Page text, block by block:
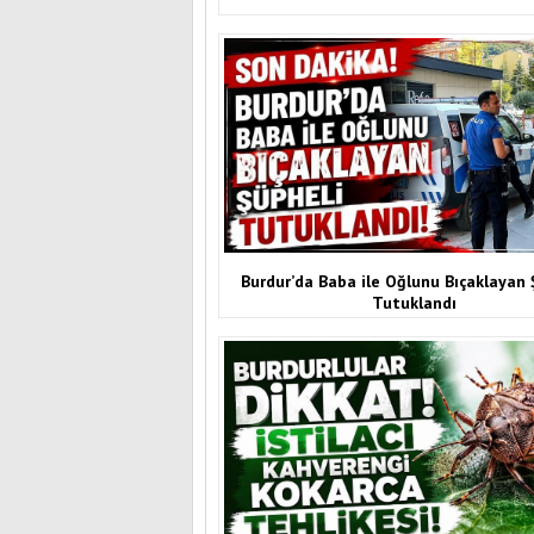
Burdur’da Baba ile Oğlunu Bıçaklayan
Tutuklandı